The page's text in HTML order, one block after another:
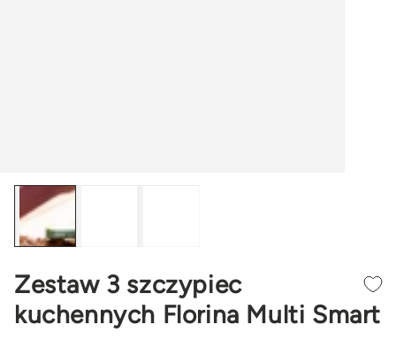
Zestaw 3 szczypiec
kuchennych Florina Multi Smart